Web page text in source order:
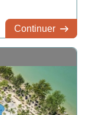
Continuer